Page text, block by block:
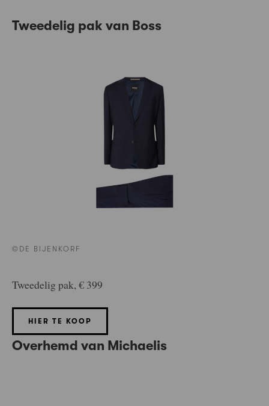
Tweedelig pak van Boss
©DE BIJENKORF
Tweedelig pak, € 399
HIER TE KOOP
Overhemd van Michaelis